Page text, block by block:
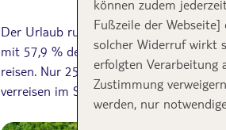
Der Urlaub ruft – und Deutschland ist
mit 57,9 % der Großteil der 2.000
reisen. Nur 25,3 % wählen ein
verreisen im Sommer nicht.
können zudem
Fußzeile der
solcher Widerruf wirkt
erfolgten Verarbeitung
Zustimmung
werden, nur